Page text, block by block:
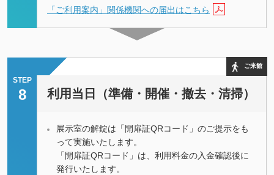
「ご利用案内」関係機関への届出はこちら
STEP
8
ご来館
利用当日（準備・開催・撤去・清掃）
展示室の解錠は「開扉証QRコード」のご提示をも
って実施いたします。
「開扉証QRコード」は、利用料金の入金確認後に
発行いたします。